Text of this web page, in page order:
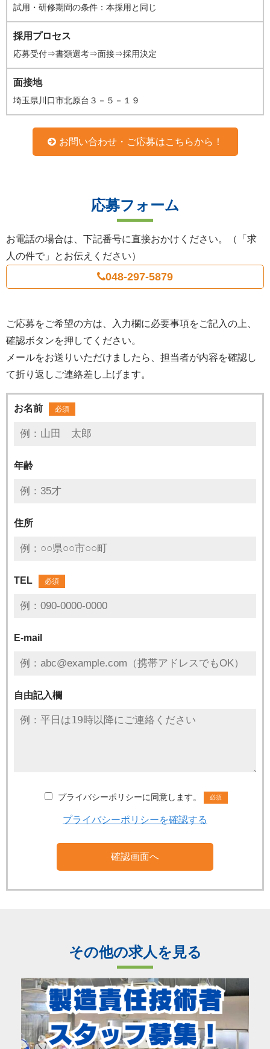
試用・研修期間の条件：本採用と同じ
採用プロセス
応募受付⇒書類選考⇒面接⇒採用決定
面接地
埼玉県川口市北原台３－５－１９
お問い合わせ・ご応募はこちらから！
応募フォーム
お電話の場合は、下記番号に直接おかけください。（「求
人の件で」とお伝えください）
048-297-5879
ご応募をご希望の方は、入力欄に必要事項をご記入の上、
確認ボタンを押してください。
メールをお送りいただけましたら、担当者が内容を確認し
て折り返しご連絡差し上げます。
お名前 必須
年齢
住所
TEL 必須
E-mail
自由記入欄
プライバシーポリシーに同意します。 必須
プライバシーポリシーを確認する
その他の求人を見る